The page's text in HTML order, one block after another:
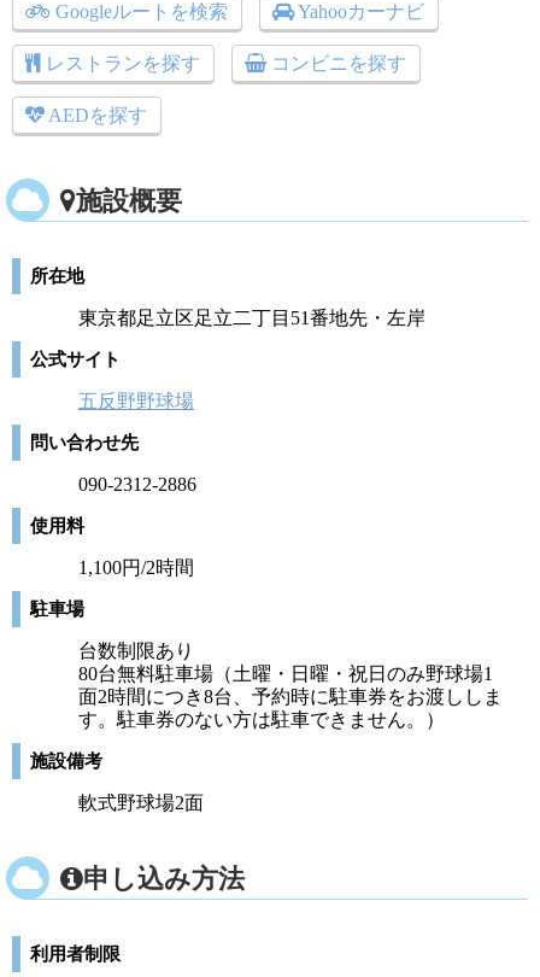
Googleルートを検索 Yahooカーナビ
レストランを探す コンビニを探す
AEDを探す
施設概要
所在地
東京都足立区足立二丁目51番地先・左岸
公式サイト
五反野野球場
問い合わせ先
090-2312-2886
使用料
1,100円/2時間
駐車場
台数制限あり
80台無料駐車場（土曜・日曜・祝日のみ野球場1
面2時間につき8台、予約時に駐車券をお渡ししま
す。駐車券のない方は駐車できません。）
施設備考
軟式野球場2面
申し込み方法
利用者制限